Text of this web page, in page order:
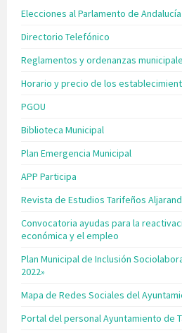
Elecciones al Parlamento de
Directorio Telefónico
Reglamentos y ordenanzas
Horario y precio de los
PGOU
Biblioteca Municipal
Plan Emergencia Municipal
APP Participa
Revista de Estudios Tarifeños
Convocatoria ayudas para la
económica y el empleo
Plan Municipal de Inclusión Sociolaboral
2022»
Mapa de Redes Sociales del
Portal del personal Ayuntamiento de